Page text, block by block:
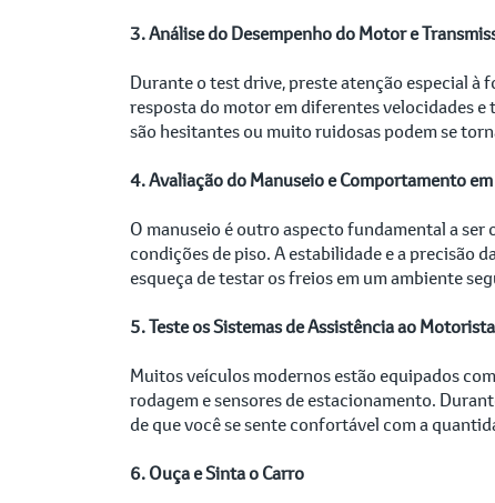
3. Análise do Desempenho do Motor e
Durante o test drive, preste atenção especial à
resposta do motor em diferentes velocidades e
são hesitantes ou muito ruidosas podem se
4. Avaliação do Manuseio e Comportamento
O manuseio é outro aspecto fundamental a
condições de piso. A estabilidade e a precisão
esqueça de testar os freios em um ambiente
5. Teste os Sistemas de Assistência ao Motorista
Muitos veículos modernos estão equipados
rodagem e sensores de estacionamento.
de que você se sente confortável com a
6. Ouça e Sinta o Carro